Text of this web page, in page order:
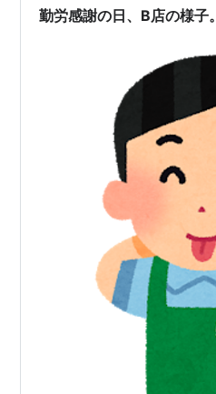
勤労感謝の日、B店の様子。